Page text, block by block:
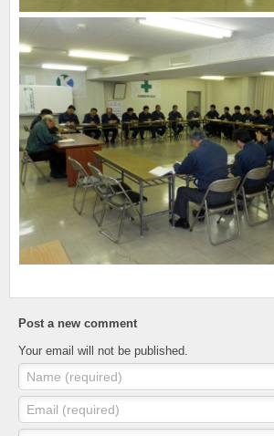
Post a new comment
Your email will not be published.
Name (required)
Email (required)